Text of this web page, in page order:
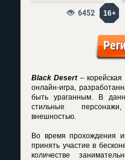
16+
6452
Black Desert– корейская
онлайн-игра,
быть ураганным. В
стильные
внешностью.
Во время прохождения
принять участие в
количестве